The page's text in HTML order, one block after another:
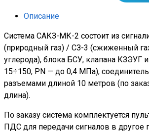
Описание
Система САКЗ-МК-2 состоит из
(природный газ) / СЗ-3 (сжиженный
углерода), блока БСУ, клапана КЗЭУГ
15÷150, PN — до 0,4 МПа),
разъемами длиной 10 метров (по
длина).
По заказу система комплектуется
ПДС для передачи сигналов в другое